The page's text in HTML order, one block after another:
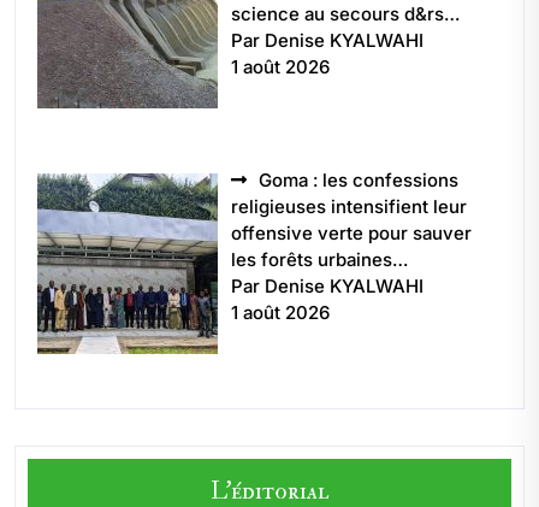
science au secours d&rs…
Par Denise KYALWAHI
1 août 2026
Goma : les confessions
religieuses intensifient leur
offensive verte pour sauver
les forêts urbaines…
Par Denise KYALWAHI
1 août 2026
L'éditorial